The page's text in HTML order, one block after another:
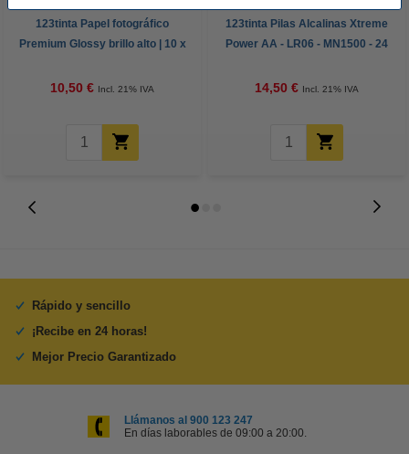
123tinta Papel fotográfico
Premium Glossy brillo alto | 10 x
10,50 € Incl. 21% IVA
123tinta Pilas Alcalinas Xtreme
Power AA - LR06 - MN1500 - 24
14,50 € Incl. 21% IVA
Rápido y sencillo
¡Recibe en 24 horas!
Mejor Precio Garantizado
Llámanos al 900 123 247
En días laborables de 09:00 a 20:00.